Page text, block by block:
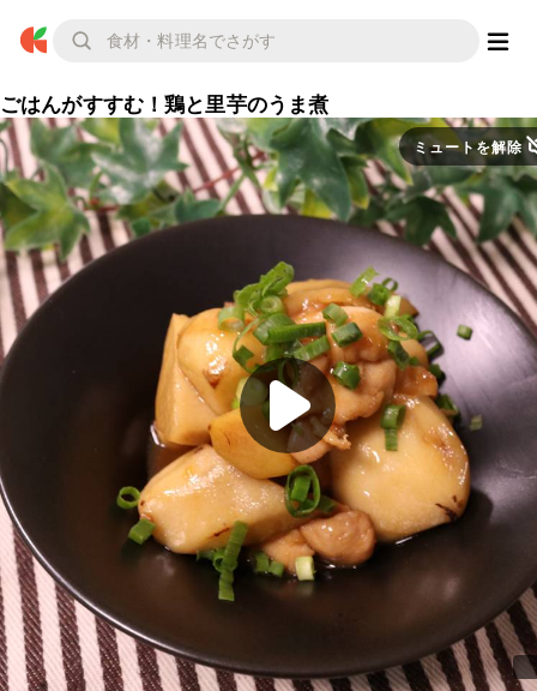
ごはんがすすむ！鶏と里芋のうま煮
ミュートを解除